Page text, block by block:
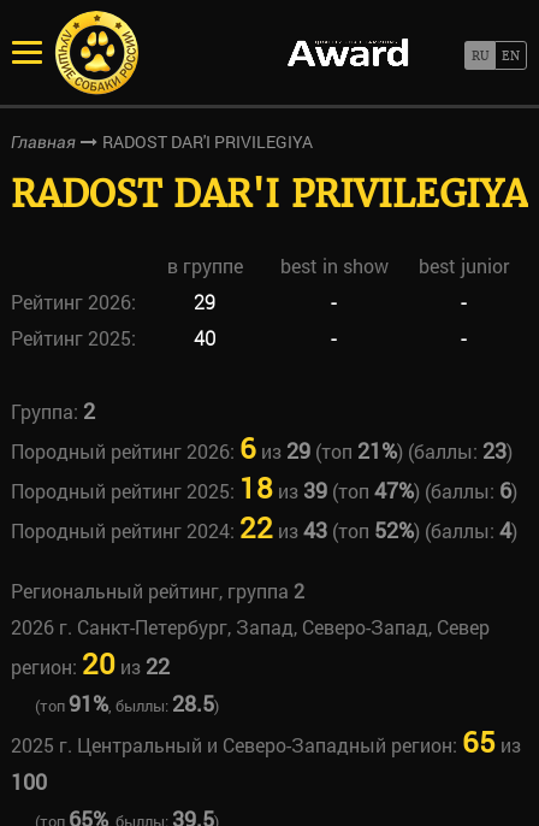
Главная RADOST DAR'I PRIVILEGIYA
RADOST DAR'I PRIVILEGIYA
в группе best in show
best junior
Рейтинг 2026:
29 -
-
Рейтинг 2025:
40 - -
Группа: 2
Породный рейтинг 2026: 6из 29(топ 21%) (баллы: 23)
Породный рейтинг 2025: 18из 39(топ 47%) (баллы: 6)
Породный рейтинг 2024: 22из43(топ 52%) (баллы: 4)
Региональный рейтинг, группа 2
2026 г. Санкт-Петербург, Запад, Северо-Запад, Север
регион: 20из 22
(топ91%, быллы: 28.5)
2025 г. Центральный и Северо-Западный регион: 65из
100
(топ 65%, быллы: 39.5)